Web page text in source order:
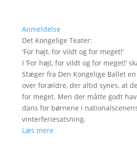
Anmeldelse
Det Kongelige Teater:
'For højt, for vildt og for meget!'
I ’For højt, for vildt og for meget!’
Stæger fra Den Kongelige Ballet
over forældre, der altid synes, at
for meget. Men der måtte godt
dans for børnene i
vinterferiesatsning.
Læs mere